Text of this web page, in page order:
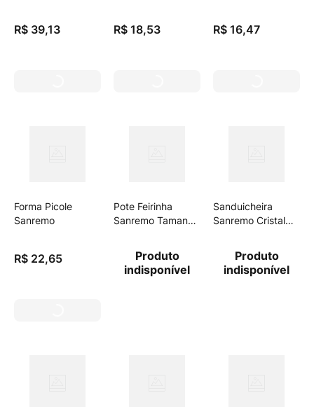
R$ 39,13 R$ 18,53 R$ 16,47
Forma Picole
Sanremo
R$ 22,65
Pote Feirinha
Sanremo Tamanho
Produto
indisponível
Sanduicheira
Sanremo Cristal
Produto
indisponível